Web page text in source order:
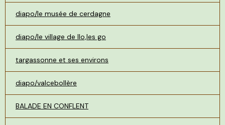
diapo/le musée de cerdagne
diapo/le village de llo,les go
targassonne et ses environs
diapo/valcebollère
BALADE EN CONFLENT